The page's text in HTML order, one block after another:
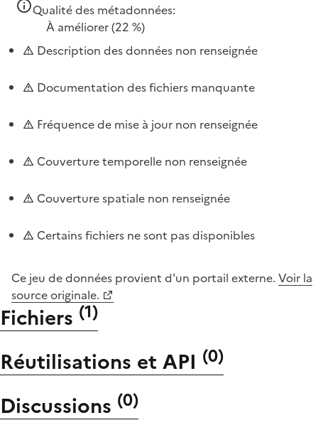
Qualité des métadonnées:
À améliorer(22 %)
Description des données non renseignée
Documentation des fichiers manquante
Fréquence de mise à jour non renseignée
Couverture temporelle non renseignée
Couverture spatiale non renseignée
Certains fichiers ne sont pas disponibles
Ce jeu de données provient d'un portail externe. Voir la
source originale.
Fichiers (1)
Réutilisations et API (0)
Discussions (0)